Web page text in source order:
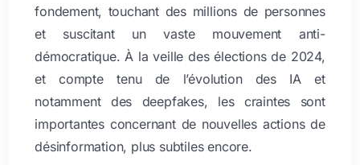
fondement, touchant des millions de personnes
et suscitant un vaste mouvement anti-
démocratique. À la veille des élections de 2024,
et compte tenu de l’évolution des IA et
notamment des deepfakes, les craintes sont
importantes concernant de nouvelles actions de
désinformation, plus subtiles encore.